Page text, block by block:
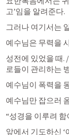
고’임을 알려준다.
그러나 여기서는
예수님은 무력을
성전에 있었을 때.
로들이 관리하는
예수님이 폭력을
예수님만 잡으러
“성경을 이루려 함
앞에서 기도하신 ‘